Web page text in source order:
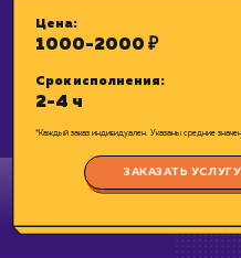
проверенной
Цена: